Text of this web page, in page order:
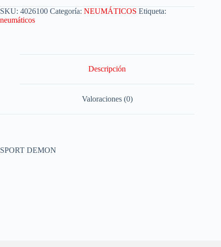
SKU: 4026100 Categoría: NEUMÁTICOS Etiqueta:
neumáticos
Descripción
Valoraciones (0)
SPORT DEMON